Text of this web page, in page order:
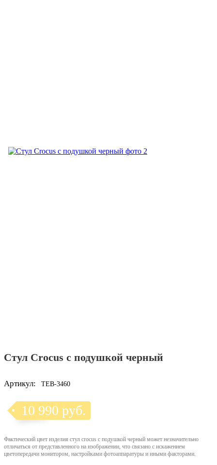
Стул Crocus с подушкой черный
Артикул: TEB-3460
10 990 руб.
Фактический цвет изделия стул crocus с подушкой черный может незначительно
отличаться от представленного на изображении, что связано с искажением
цветопередачи монитором, настройками фотоаппаратуры и иными факторами.